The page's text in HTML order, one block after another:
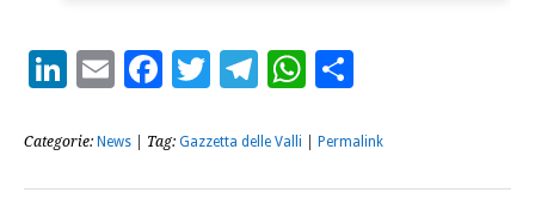
LinkedIn
EmailFacebook
Twitter
Telegram
WhatsApp
Categorie: News | Tag: Gazzetta delle Valli Permalink